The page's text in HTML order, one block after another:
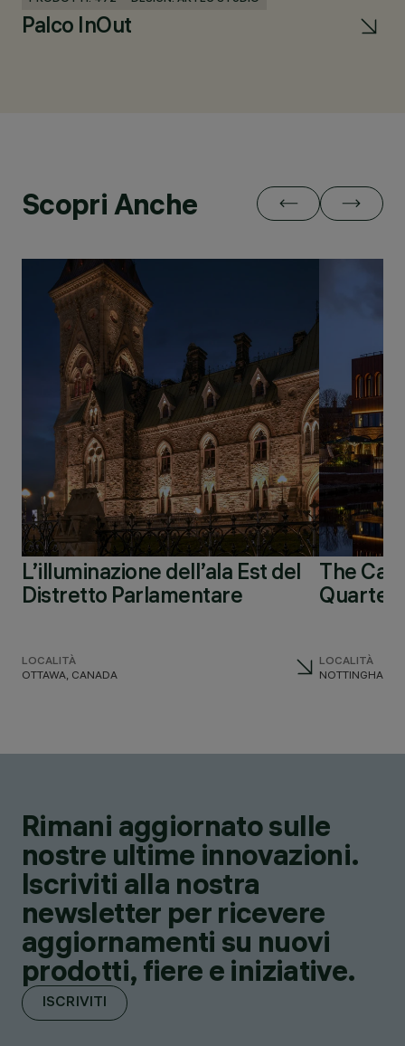
Palco InOut
Scopri Anche
L’illuminazione dell’ala Est del
Distretto Parlamentare
LOCALITÀ
OTTAWA, CANADA
The
Quarter
LOCALITÀ
NOTTINGHAM,
Rimani aggiornato sulle
nostre ultime innovazioni.
Iscriviti alla nostra
newsletter per ricevere
aggiornamenti su nuovi
prodotti, fiere e iniziative.
ISCRIVITI